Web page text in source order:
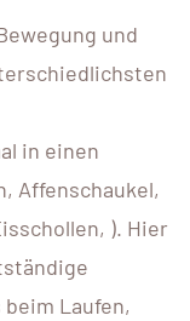
und
in einen
Affenschaukel,
). Hier
Laufen,